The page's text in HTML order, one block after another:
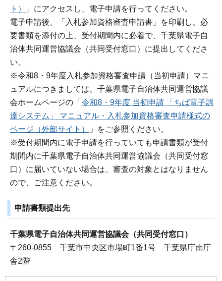
ト）
」にアクセスし、電子申請を行ってください。
電子申請後、「入札参加資格審査申請書」を印刷し、必
要書類を添付の上、受付期間内に必着で、千葉県電子自
治体共同運営協議会（共同受付窓口）に提出してくださ
い。
※令和8・9年度入札参加資格審査申請（当初申請）マニ
ュアルにつきましては、千葉県電子自治体共同運営協議
会ホームページの「 令和8・9年度 当初申請 「ちば電子調
達システム」 マニュアル・入札参加資格審査申請様式の
ページ（外部サイト）
」をご参照ください。
※受付期間内に電子申請を行っていても申請書類が受付
期間内に千葉県電子自治体共同運営協議会（共同受付窓
口）に届いていない場合は、審査の対象とはなりません
ので、ご注意ください。
申請書類提出先
千葉県電子自治体共同運営協議会（共同受付窓口）
〒260-0855 千葉市中央区市場町1番1号 千葉県庁南庁
舎2階